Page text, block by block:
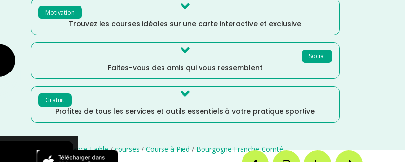
Motivation 
Trouvez les courses idéales sur une carte interactive et exclusive
Social

Faites-vous des amis qui vous ressemblent
Gratuit 
Profitez de tous les services et outils essentiels à votre pratique sportive
×
France Distance Faible/courses/Course à Pied/Bourgogne Franche-Comté